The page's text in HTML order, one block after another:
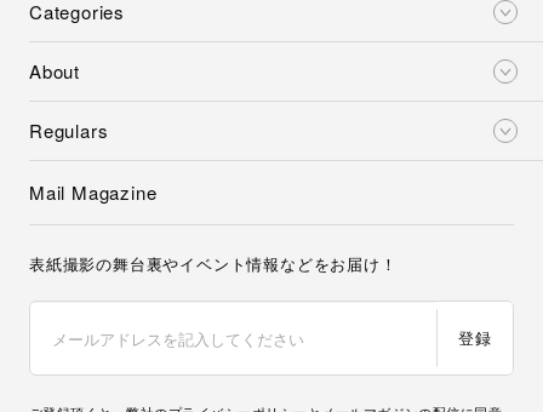
Categories
About
Regulars
Mail Magazine
表紙撮影の舞台裏やイベント情報などをお届け！
登録